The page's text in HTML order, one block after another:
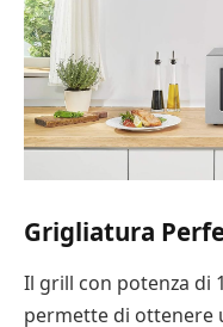
Grigliatura
Il grill con potenza di
permette di ottenere